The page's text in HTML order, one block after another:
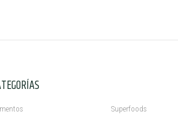
Superfoods